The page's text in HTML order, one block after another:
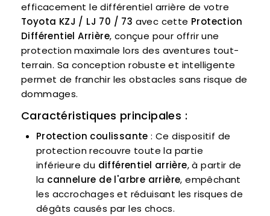
efficacement le différentiel arrière de votre
Toyota KZJ / LJ 70 / 73 avec cette Protection
Différentiel Arrière, conçue pour offrir une
protection maximale lors des aventures tout-
terrain. Sa conception robuste et intelligente
permet de franchir les obstacles sans risque de
dommages.
Caractéristiques principales :
Protection coulissante : Ce dispositif de
protection recouvre toute la partie
inférieure du différentiel arrière, à partir de
la cannelure de l'arbre arrière, empêchant
les accrochages et réduisant les risques de
dégâts causés par les chocs.